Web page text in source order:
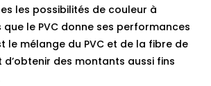
les possibilités de couleur à
que le PVC donne ses performances
le mélange du PVC et de la fibre de
des montants aussi fins